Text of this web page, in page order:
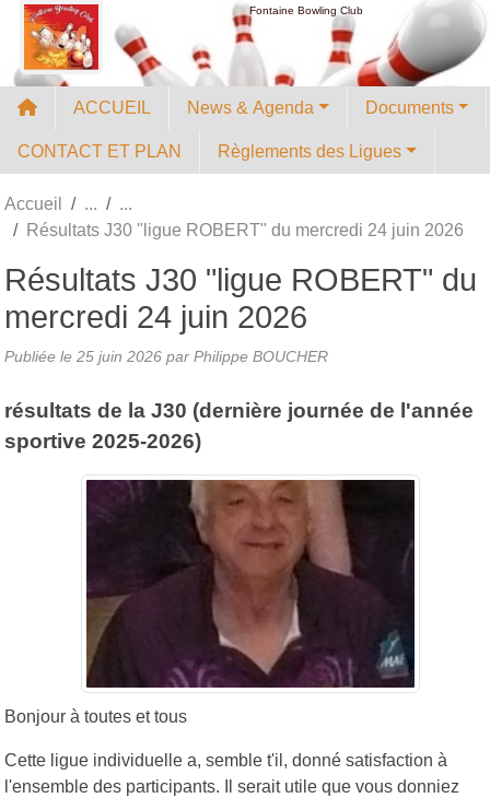
Fontaine Bowling Club
ACCUEIL News & Agenda Documents
CONTACT ET PLAN Règlements des Ligues
Accueil
Résultats J30 "ligue ROBERT" du mercredi 24 juin 2026
Résultats J30 "ligue ROBERT" du
mercredi 24 juin 2026
Publiée le 25 juin 2026 par Philippe BOUCHER
résultats de la J30 (dernière journée de l'année
sportive 2025-2026)
Bonjour à toutes et tous
Cette ligue individuelle a, semble t'il, donné satisfaction à
l'ensemble des participants. Il serait utile que vous donniez
Panneau de gestion des cookies